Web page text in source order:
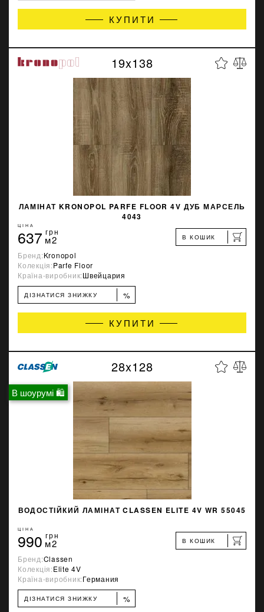
КУПИТИ
19x138
ЛАМІНАТ KRONOPOL PARFE FLOOR 4V ДУБ МАРСЕЛЬ
4043
ЦІНА
637 грн
м2 В КОШИК
Бренд:Kronopol
Колекція:Parfe Floor
Країна-виробник:Швейцария
ДІЗНАТИСЯ ЗНИЖКУ %
КУПИТИ
В шоурумі 🛍
28x128
ВОДОСТІЙКИЙ ЛАМІНАТ CLASSEN ELITE 4V WR 55045
ЦІНА
990 грн
м2 В КОШИК
Бренд:Classen
Колекція:Elite 4V
Країна-виробник:Германия
ДІЗНАТИСЯ ЗНИЖКУ %